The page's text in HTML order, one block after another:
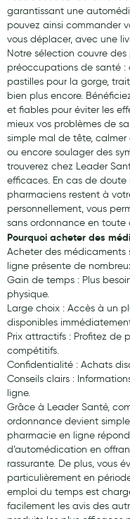
garantissant une
pouvez ainsi commander
vous déplacer, avec une
Notre sélection couvre
préoccupations de santé :
pastilles pour la gorge,
bien plus encore.
et fiables pour éviter les
mieux vos problèmes de
simple mal de tête, calmer
ou encore soulager des
trouverez chez Leader
efficaces. En cas de
pharmaciens restent à
personnellement, vous
sans ordonnance en toute
Pourquoi acheter des
Acheter des médicaments
ligne présente de
Gain de temps : Plus
physique.
Large choix : Accès à un
disponibles
Prix attractifs : Profitez de
compétitifs.
Confidentialité : Achats
Conseils clairs :
ligne.
Grâce à Leader Santé,
ordonnance devient
pharmacie en ligne
d’automédication en
rassurante. De plus, vous
particulièrement en
emploi du temps est
facilement les avis des